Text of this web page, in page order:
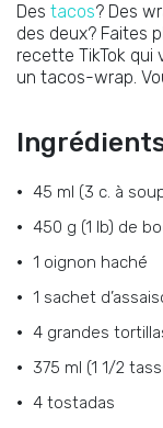
Des tacos? Des
des deux? Faites
recette TikTok qui
un tacos-wrap.
45 ml (3 c. à
450 g (1 lb) de
1 oignon haché
1 sachet
4 grandes
375 ml (1 1/2
4 tostadas